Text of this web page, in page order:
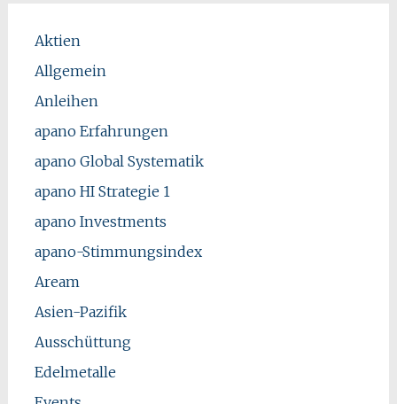
Aktien
Allgemein
Anleihen
apano Erfahrungen
apano Global Systematik
apano HI Strategie 1
apano Investments
apano-Stimmungsindex
Aream
Asien-Pazifik
Ausschüttung
Edelmetalle